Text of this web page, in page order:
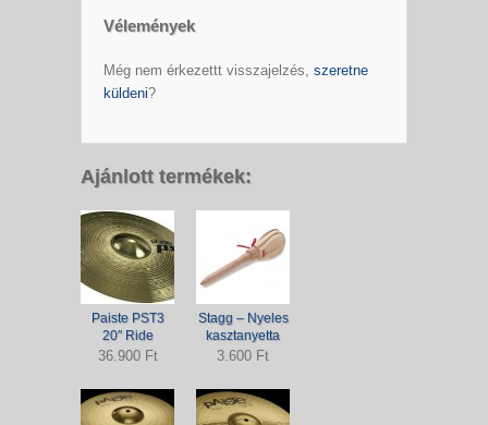
Vélemények
Még nem érkezettt visszajelzés, szeretne
küldeni?
Ajánlott termékek:
Paiste PST3
20″ Ride
36.900 Ft
Stagg – Nyeles
kasztanyetta
3.600 Ft